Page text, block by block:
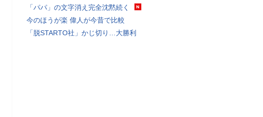
「パパ」の文字消え完全沈黙続く
今のほうが楽 偉人が今昔で比較
「脱STARTO社」かじ切り…大勝利